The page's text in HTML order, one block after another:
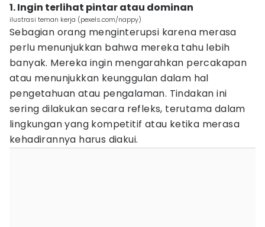
1. Ingin terlihat pintar atau dominan
ilustrasi teman kerja (pexels.com/nappy)
Sebagian orang menginterupsi karena merasa
perlu menunjukkan bahwa mereka tahu lebih
banyak. Mereka ingin mengarahkan percakapan
atau menunjukkan keunggulan dalam hal
pengetahuan atau pengalaman. Tindakan ini
sering dilakukan secara refleks, terutama dalam
lingkungan yang kompetitif atau ketika merasa
kehadirannya harus diakui.